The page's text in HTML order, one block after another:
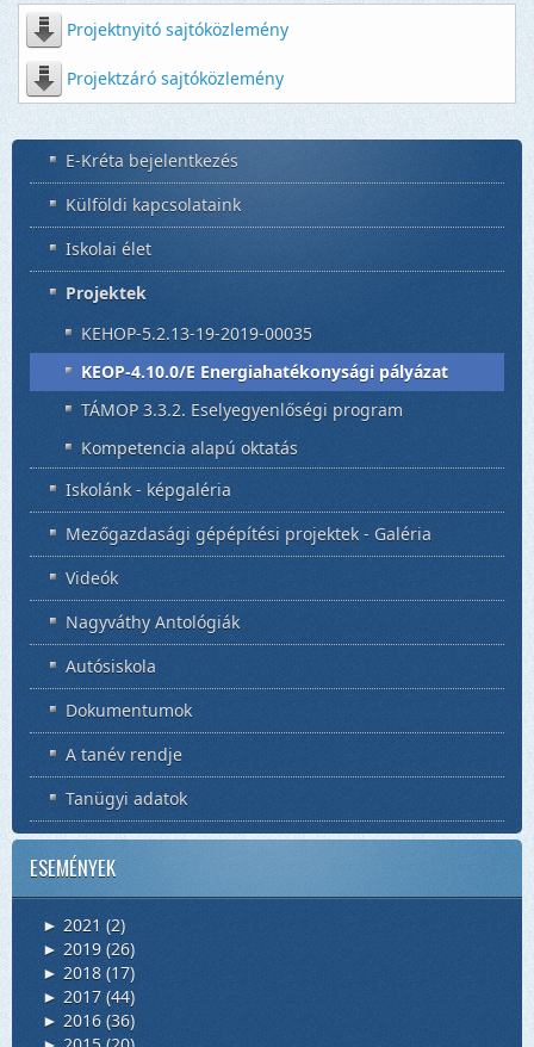
Projektnyitó sajtóközlemény
Projektzáró sajtóközlemény
E-Kréta bejelentkezés
Külföldi kapcsolataink
Iskolai élet
Projektek
KEHOP-5.2.13-19-2019-00035
KEOP-4.10.0/E Energiahatékonysági pályázat
TÁMOP 3.3.2. Eselyegyenlőségi program
Kompetencia alapú oktatás
Iskolánk - képgaléria
Mezőgazdasági gépépítési projektek - Galéria
Videók
Nagyváthy Antológiák
Autósiskola
Dokumentumok
A tanév rendje
Tanügyi adatok
ESEMÉNYEK
► 2021 (2)
► 2019 (26)
► 2018 (17)
► 2017 (44)
► 2016 (36)